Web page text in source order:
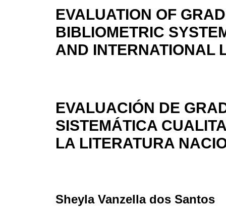
EVALUATION OF
BIBLIOMETRIC
AND INTERNATIONAL
EVALUACIÓN DE
SISTEMÁTICA
LA LITERATURA
Sheyla Vanzella dos Santos